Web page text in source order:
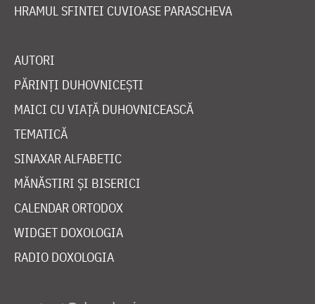
HRAMUL SFINTEI CUVIOASE PARASCHEVA
AUTORI
PĂRINȚI DUHOVNICEȘTI
MAICI CU VIAȚĂ DUHOVNICEASCĂ
TEMATICĂ
SINAXAR ALFABETIC
MĂNĂSTIRI ȘI BISERICI
CALENDAR ORTODOX
WIDGET DOXOLOGIA
RADIO DOXOLOGIA